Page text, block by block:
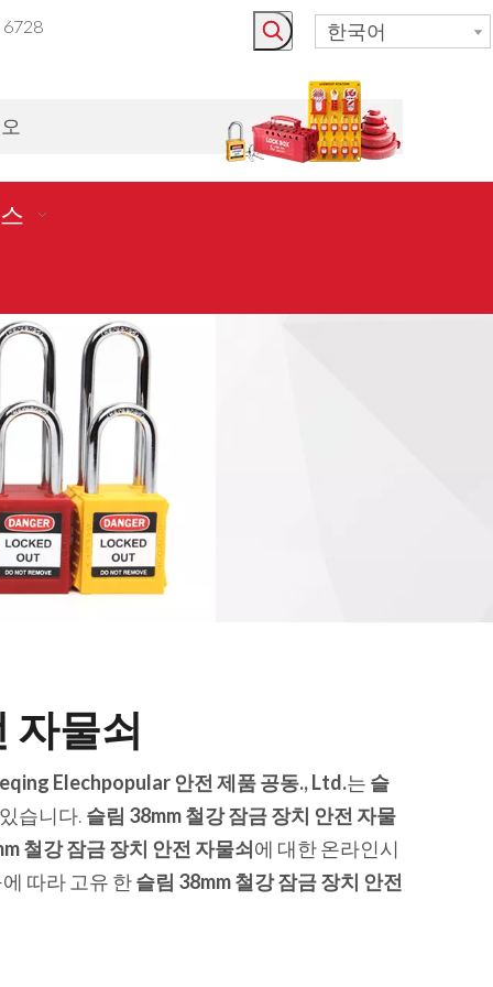
6728 한국어
자물쇠
Elechpopular 안전 제품 공동., Ltd.는 슬
습니다. 슬림 38mm 철강 잠금 장치 안전 자물
철강 잠금 장치 안전 자물쇠에 대한 온라인시
따라 고유 한슬림 38mm 철강 잠금 장치 안전